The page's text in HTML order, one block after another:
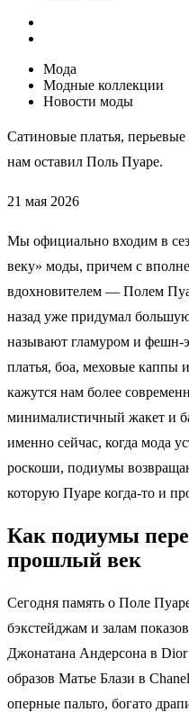
Мода
Модные коллекции
Новости моды
Сатиновые платья,
нам оставил Поль Пуаре.
21 мая 2026
Мы официально входим в
веку» моды, причем с
вдохновителем — Полем
назад уже придумал
называют гламуром и фешн-
платья, боа, меховые каппы
кажутся нам более
минималистичный жакет и
именно сейчас, когда мода
роскоши, подиумы
которую Пуаре когда-то и
Как подиумы
прошлый век
Сегодня память о Поле
бэкстейджам и залам
Джонатана Андерсона в
образов Матье Блази в
оперные пальто, богато